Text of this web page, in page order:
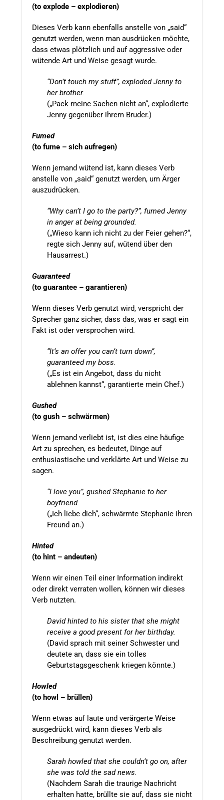
(to explode – explodieren)
Dieses Verb kann ebenfalls anstelle von „said“
genutzt werden, wenn man ausdrücken möchte,
dass etwas plötzlich und auf aggressive oder
wütende Art und Weise gesagt wurde.
“Don’t touch my stuff”, exploded Jenny to
her brother.
(„Pack meine Sachen nicht an“, explodierte
Jenny gegenüber ihrem Bruder.)
Fumed
(to fume – sich aufregen)
Wenn jemand wütend ist, kann dieses Verb
anstelle von „said“ genutzt werden, um Ärger
auszudrücken.
“Why can’t I go to the party?”, fumed Jenny
in anger at being grounded.
(„Wieso kann ich nicht zu der Feier gehen?“,
regte sich Jenny auf, wütend über den
Hausarrest.)
Guaranteed
(to guarantee – garantieren)
Wenn dieses Verb genutzt wird, verspricht der
Sprecher ganz sicher, dass das, was er sagt ein
Fakt ist oder versprochen wird.
“It’s an offer you can’t turn down”,
guaranteed my boss.
(„Es ist ein Angebot, dass du nicht
ablehnen kannst“, garantierte mein Chef.)
Gushed
(to gush – schwärmen)
Wenn jemand verliebt ist, ist dies eine häufige
Art zu sprechen, es bedeutet, Dinge auf
enthusiastische und verklärte Art und Weise zu
sagen.
“I love you”, gushed Stephanie to her
boyfriend.
(„Ich liebe dich“, schwärmte Stephanie ihren
Freund an.)
Hinted
(to hint – andeuten)
Wenn wir einen Teil einer Information indirekt
oder direkt verraten wollen, können wir dieses
Verb nutzten.
David hinted to his sister that she might
receive a good present for her birthday.
(David sprach mit seiner Schwester und
deutete an, dass sie ein tolles
Geburtstagsgeschenk kriegen könnte.)
Howled
(to howl – brüllen)
Wenn etwas auf laute und verärgerte Weise
ausgedrückt wird, kann dieses Verb als
Beschreibung genutzt werden.
Sarah howled that she couldn’t go on, after
she was told the sad news.
(Nachdem Sarah die traurige Nachricht
erhalten hatte, brüllte sie auf, dass sie nicht